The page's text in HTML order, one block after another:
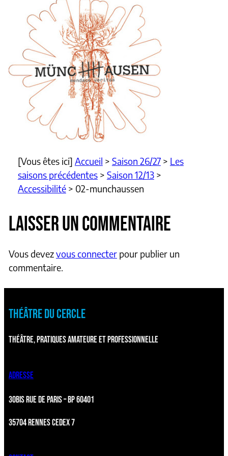
[Vous êtes ici] Accueil > Saison 26/27> Les
saisons précédentes> Saison 12/13>
Accessibilité> 02-munchaussen
LAISSER UN COMMENTAIRE
Vous devezvous connecterpour publier un
commentaire.
THÉÂTRE DU CERCLE
THÉÂTRE, PRATIQUES AMATEURE ET PROFESSIONNELLE
ADRESSE
30BIS RUE DE PARIS – BP 60401
35704 RENNES CEDEX 7